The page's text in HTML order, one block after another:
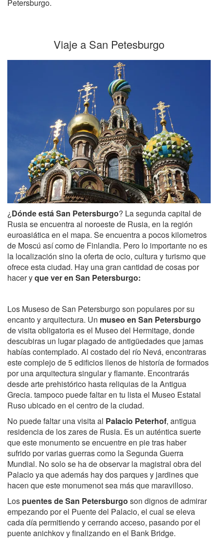
Petersburgo.
Viaje a San Petesburgo
¿Dónde está San Petersburgo? La segunda capital de
Rusia se encuentra al noroeste de Rusia, en la región
euroasiática en el mapa. Se encuentra a pocos kilometros
de Moscú así como de Finlandia. Pero lo importante no es
la localización sino la oferta de ocio, cultura y turismo que
ofrece esta ciudad. Hay una gran cantidad de cosas por
hacer yque ver en San Petersburgo:
Los Museso de San Petersburgo son populares por su
encanto y arquitectura. Un museo en San Petersburgo
de visita obligatoriaes el Museo del Hermitage, donde
descubiras un lugar plagado de antigüedades que jamas
habías contemplado. Al costado del río Nevá, encontraras
este complejo de 5 edificios llenos de historía de formados
por una arquitectura singular y flamante. Encontrarás
desde arte prehistórico hasta reliquias de la Antigua
Grecia. tampoco puede faltar en tu lista el Museo Estatal
Ruso ubicado en el centro de la ciudad.
No puede faltar una visita al Palacio Peterhof, antigua
residencia de los zares de Rusia. Es un auténtica suerte
que este monumento se encuentre en pie tras haber
sufrido por varias guerras como la Segunda Guerra
Mundial. No solo se ha de observar la magistral obra del
Palacio ya que además hay dos parques y jardines que
hacen que este monumenot sea más que maravilloso.
Los puentes de San Petersburgo son dignos de admirar
empezando por el Puente del Palacio, el cual se eleva
cada día permitiendo y cerrando acceso, pasando por el
puente anichkov y finalizando en el Bank Bridge.